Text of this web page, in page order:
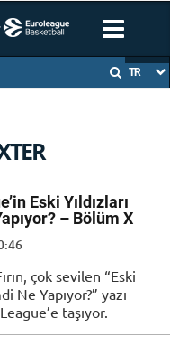
TR
Eski Yıldızları
– Bölüm X
çok sevilen “Eski
Ne Yapıyor?” yazı
taşıyor.